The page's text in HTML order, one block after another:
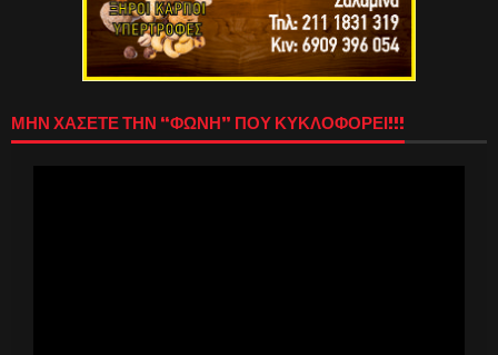
ΜΗΝ ΧΑΣΕΤΕ ΤΗΝ “ΦΩΝΗ” ΠΟΥ ΚΥΚΛΟΦΟΡΕΙ!!!